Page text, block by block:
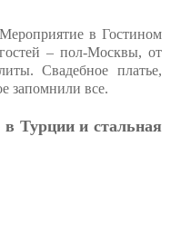
в Гостином
– пол-Москвы, от
Свадебное платье,
запомнили все.
в Турции и стальная